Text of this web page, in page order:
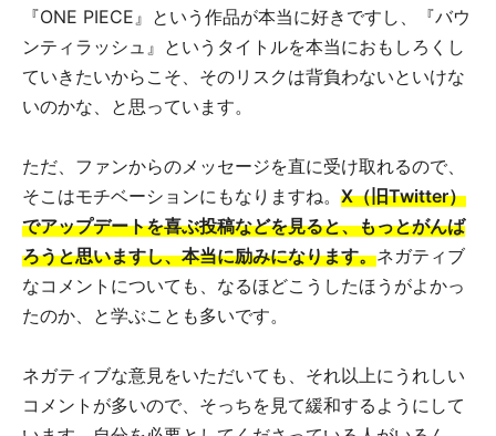
『ONE PIECE』という作品が本当に好きですし、『バウ
ンティラッシュ』というタイトルを本当におもしろくし
ていきたいからこそ、そのリスクは背負わないといけな
いのかな、と思っています。
ただ、ファンからのメッセージを直に受け取れるので、
そこはモチベーションにもなりますね。 X（旧Twitter）
でアップデートを喜ぶ投稿などを見ると、もっとがんば
ろうと思いますし、本当に励みになります。ネガティブ
なコメントについても、なるほどこうしたほうがよかっ
たのか、と学ぶことも多いです。
ネガティブな意見をいただいても、それ以上にうれしい
コメントが多いので、そっちを見て緩和するようにして